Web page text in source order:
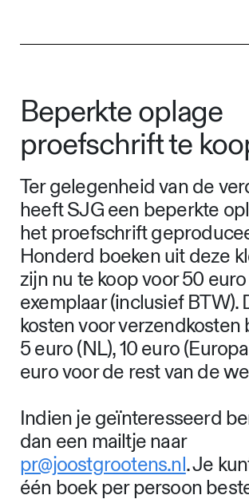
pagina’s met tijdlijnen,
illustraties waar de regels
zichtbaar zijn.
Joost Grootens
Beperkte oplage
proefschrift te
heeft SJG een beperkte
het proefschrift
Honderd boeken uit deze
zijn nu te koop voor 50